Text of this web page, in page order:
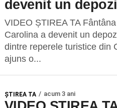
devenit un
VIDEO ȘTIREA TA
Carolina a devenit un
dintre reperele turistice din
ajuns o...
ŞTIREA TA acum 3 ani